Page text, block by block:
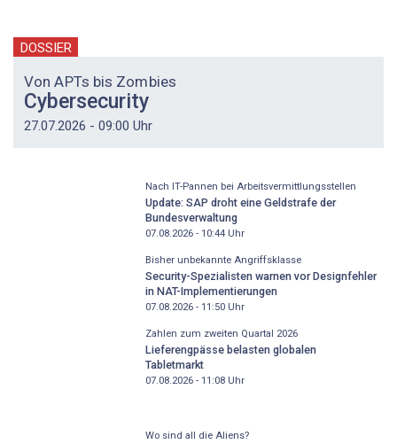
DOSSIER
Von APTs bis Zombies
Cybersecurity
27.07.2026 - 09:00 Uhr
Nach IT-Pannen bei Arbeitsvermittlungsstellen
Update: SAP droht eine Geldstrafe der
Bundesverwaltung
07.08.2026 - 10:44Uhr
Bisher unbekannte Angriffsklasse
Security-Spezialisten warnen vor Designfehler
in NAT-Implementierungen
07.08.2026 - 11:50Uhr
Zahlen zum zweiten Quartal 2026
Lieferengpässe belasten globalen
Tabletmarkt
07.08.2026 - 11:08Uhr
Wo sind all die Aliens?